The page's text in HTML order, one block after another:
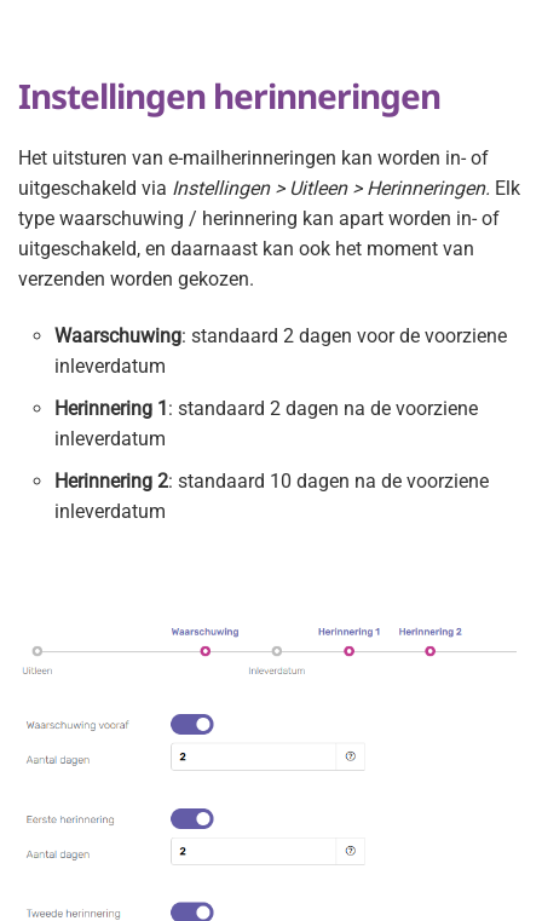
Instellingen herinneringen
Het uitsturen van e-mailherinneringen kan worden in- of
uitgeschakeld via Instellingen > Uitleen > Herinneringen. Elk
type waarschuwing / herinnering kan apart worden in- of
uitgeschakeld, en daarnaast kan ook het moment van
verzenden worden gekozen.
Waarschuwing: standaard 2 dagen voor de voorziene
inleverdatum
Herinnering 1: standaard 2 dagen na de voorziene
inleverdatum
Herinnering 2: standaard 10 dagen na de voorziene
inleverdatum